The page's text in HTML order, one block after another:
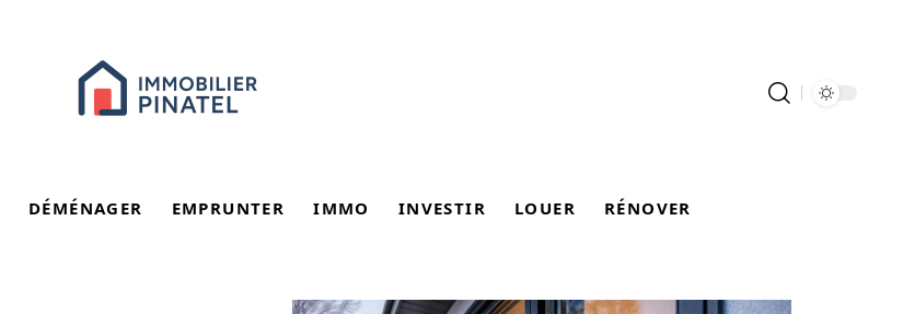
DÉMÉNAGER EMPRUNTER IMMO INVESTIR LOUER RÉNOVER